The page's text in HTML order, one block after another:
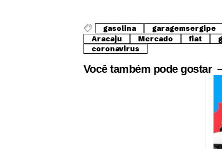
gasolina garagemsergipe
Aracaju
Mercado fiat
coronavirus
Você também pode gostar